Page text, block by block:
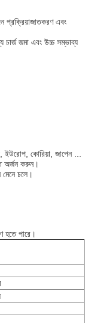
প্রক্রিয়াজাতকরণ এবং
চার্জ জমা এবং উচ্চ সম্ভাব্য
ইউরোপ, কোরিয়া, জাপেন ...
অর্জন করুন।
চলে।
হতে পারে।